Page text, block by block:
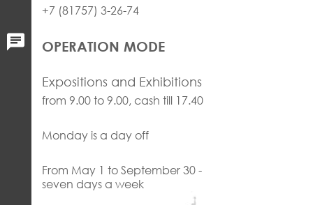
+7 (81757) 3-26-74
OPERATION MODE
Expositions and Exhibitions
from 9.00 to 9.00, cash till 17.40
Monday is a day off
From May 1 to September 30 -
seven days a week